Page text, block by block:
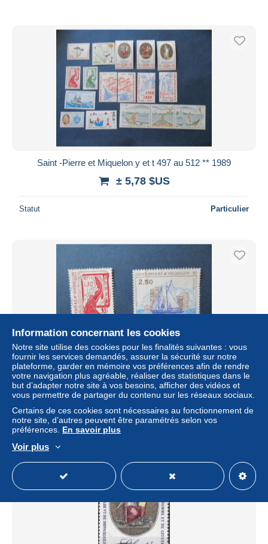
Saint -Pierre et Miquelon y et t 497 au 512 ** 1989
± 5,78 $US
Statut Particulier
Saint -Pierre et Miquelon y et t 490 & 492 obl 1988
± 0,23 $US
Statut Particulier
Information concernant les cookies
Notre site utilise des cookies pour les finalités suivantes : vous
fournir les services demandés, assurer la sécurité sur notre
plateforme, garder en mémoire vos préférences afin de rendre
votre navigation plus agréable, réaliser des statistiques dans le
but d’adapter notre site à vos besoins, afficher des vidéos et
vous permettre de partager du contenu sur les réseaux sociaux.
Certains de ces cookies sont nécessaires au fonctionnement de
notre site, d’autres peuvent être paramétrés selon vos
préférences. En savoir plus
Voir plus